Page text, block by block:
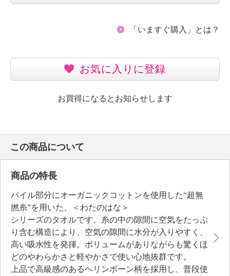
「いますぐ購入」とは？
お気に入りに登録
お買得になるとお知らせします
この商品について
商品の特長
パイル部分にオーガニックコットンを使用した“超無
撚糸”を用いた、＜わたのはな＞
シリーズのタオルです。糸の中の隙間に空気をたっぷ
り含む構造により、空気の隙間に水分が入りやすく、
高い吸水性を発揮。ボリュームがありながらも驚くほ
どのやわらかさと軽やかさで使い心地抜群です。
上品で高級感のあるヘリンボーン柄を採用し、普段使